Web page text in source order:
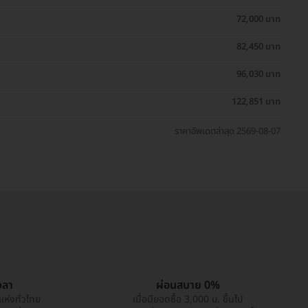
72,000 บาท
82,450 บาท
96,030 บาท
122,851 บาท
ราคาอัพเดตล่าสุด 2569-08-07
า
งทั่วไทย
ผ่อนสบาย 0%
เมื่อมียอดซื้อ 3,000 บ. ขึ้นไป